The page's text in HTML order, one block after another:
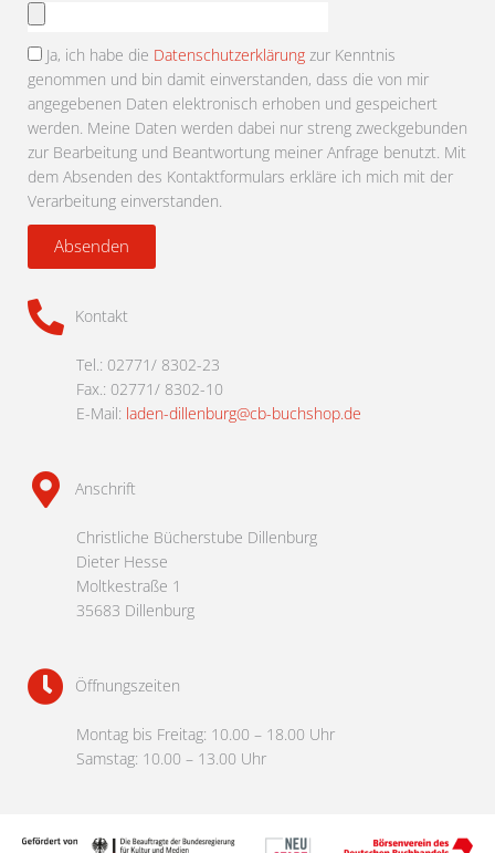
Anhang
Ja, ich habe die Datenschutzerklärung zur Kenntnis
genommen und bin damit einverstanden, dass die von mir
angegebenen Daten elektronisch erhoben und gespeichert
werden. Meine Daten werden dabei nur streng zweckgebunden
zur Bearbeitung und Beantwortung meiner Anfrage benutzt. Mit
dem Absenden des Kontaktformulars erkläre ich mich mit der
Verarbeitung einverstanden.
Absenden
Kontakt
Tel.: 02771/ 8302-23
Fax.: 02771/ 8302-10
E-Mail: laden-dillenburg@cb-buchshop.de
Anschrift
Christliche Bücherstube Dillenburg
Dieter Hesse
Moltkestraße 1
35683 Dillenburg
Öffnungszeiten
Montag bis Freitag: 10.00 – 18.00 Uhr
Samstag: 10.00 – 13.00 Uhr